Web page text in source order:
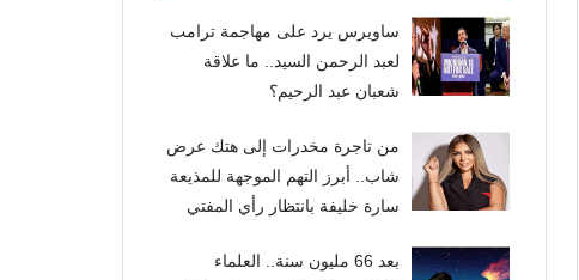
ساويرس يرد على مهاجمة ترامب
لعبد الرحمن السيد.. ما علاقة
شعبان عبد الرحيم؟
من تاجرة مخدرات إلى هتك عرض
شاب.. أبرز التهم الموجهة للمذيعة
سارة خليفة بانتظار رأي المفتي
بعد 66 مليون سنة.. العلماء